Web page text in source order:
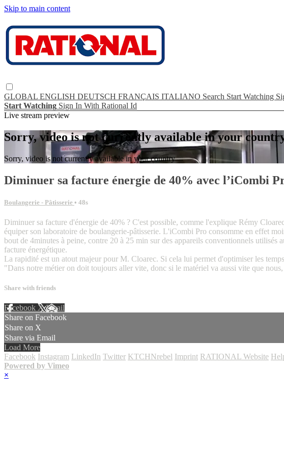
Skip to main content
GLOBAL ENGLISH DEUTSCH FRANÇAIS ITALIANO Search Start Watching
Start Watching Sign In With Rational Id
Live stream preview
Sorry, video is not currently available in your
Sorry, video is not currently available in your country
Diminuer sa facture énergie de 40% avec l’iCombi
Boulangerie - Pâtisserie • 48s
Diminuer sa facture d'énergie de 40% ? C'est possible, comme l'explique Rémy
équiper son laboratoire de boulangerie-pâtisserie. L'iCombi Pro consomme en effet
bout de 4minutes à peine, contre 20 à 25 min sur des appareils conventionnels
facture énergétique.
La rapidité est un atout majeur pour M. Cloarec. Si cela lui permet d'optimiser les
"Dans notre métier on doit toujours aller vite, donc si le matériel va aussi vite que
Share with friends
Facebook XEmail
Share on Facebook
Share on X
Share via Email
Load More
Facebook Instagram LinkedIn Twitter KTCHNrebel Imprint RATIONAL Website
Powered by Vimeo
×